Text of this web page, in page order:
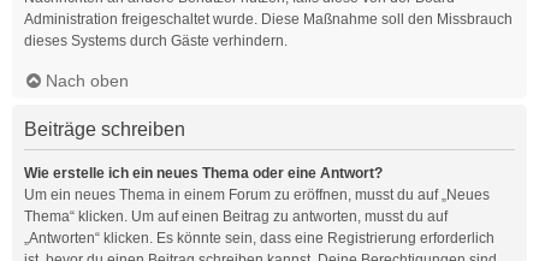
Administration freigeschaltet wurde. Diese Maßnahme soll den Missbrauch
dieses Systems durch Gäste verhindern.
Nach oben
Beiträge schreiben
Wie erstelle ich ein neues Thema oder eine Antwort?
Um ein neues Thema in einem Forum zu eröffnen, musst du auf „Neues
Thema“ klicken. Um auf einen Beitrag zu antworten, musst du auf
„Antworten“ klicken. Es könnte sein, dass eine Registrierung erforderlich